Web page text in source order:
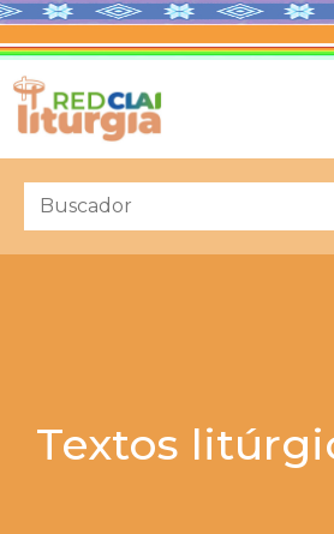
Textos